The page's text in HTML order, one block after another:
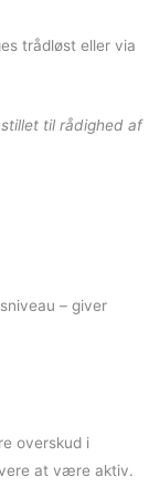
trådløst eller via
til rådighed af
– giver
overskud i
at være aktiv.